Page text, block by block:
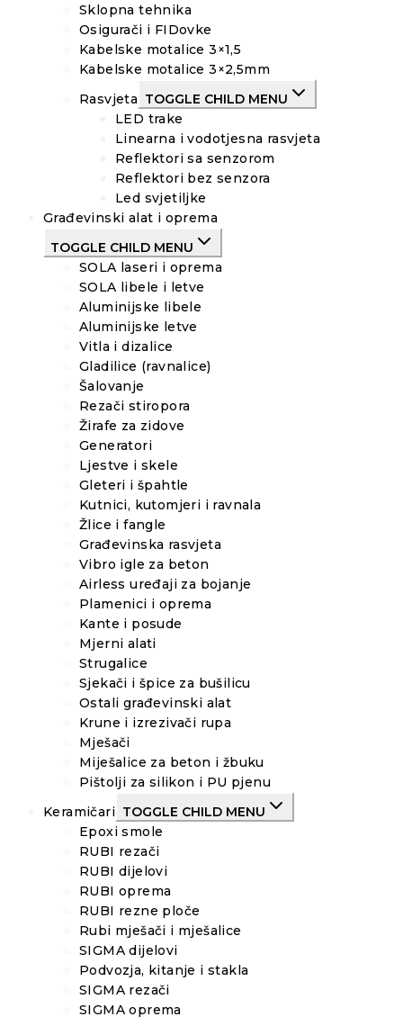
Sklopna tehnika
Osigurači i FIDovke
Kabelske motalice 3×1,5
Kabelske motalice 3×2,5mm
Rasvjeta TOGGLE CHILD MENU
LED trake
Linearna i vodotjesna rasvjeta
Reflektori sa senzorom
Reflektori bez senzora
Led svjetiljke
Građevinski alat i oprema
TOGGLE CHILD MENU
SOLA laseri i oprema
SOLA libele i letve
Aluminijske libele
Aluminijske letve
Vitla i dizalice
Gladilice (ravnalice)
Šalovanje
Rezači stiropora
Žirafe za zidove
Generatori
Ljestve i skele
Gleteri i špahtle
Kutnici, kutomjeri i ravnala
Žlice i fangle
Građevinska rasvjeta
Vibro igle za beton
Airless uređaji za bojanje
Plamenici i oprema
Kante i posude
Mjerni alati
Strugalice
Sjekači i špice za bušilicu
Ostali građevinski alat
Krune i izrezivači rupa
Mješači
Miješalice za beton i žbuku
Pištolji za silikon i PU pjenu
Keramičari TOGGLE CHILD MENU
Epoxi smole
RUBI rezači
RUBI dijelovi
RUBI oprema
RUBI rezne ploče
Rubi mješači i mješalice
SIGMA dijelovi
Podvozja, kitanje i stakla
SIGMA rezači
SIGMA oprema